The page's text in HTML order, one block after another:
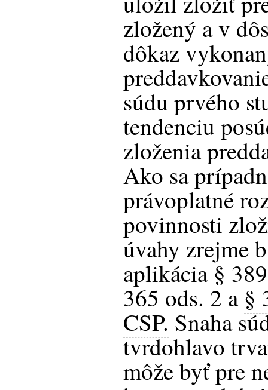
zložený a v
dôkaz
súdu prvého
tendenciu
zloženia
Ako sa
právoplatné
povinnosti
úvahy zrejme
aplikácia §
365 ods. 2 a §
CSP. Snaha
tvrdohlavo
môže byť pre